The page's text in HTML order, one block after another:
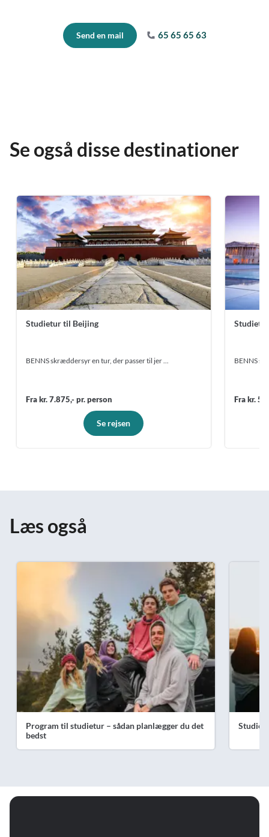
Send en mail 65 65 65 63
Se også disse destinationer
Studietur til Beijing
BENNS skræddersyr en tur, der passer til jer ...
Fra kr. 7.875,- pr. person
Se rejsen
BENNS
Fra kr.
Læs også
Program til studietur – sådan planlægger du det
bedst